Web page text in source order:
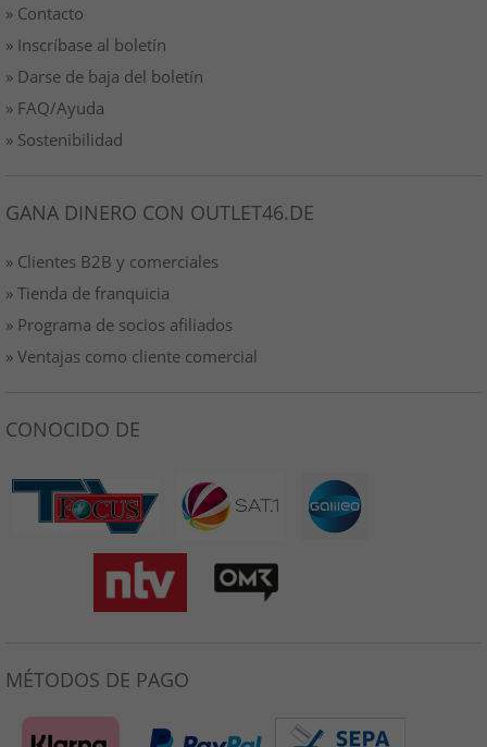
» Contacto
» Inscríbase al boletín
» Darse de baja del boletín
» FAQ/Ayuda
» Sostenibilidad
GANA DINERO CON OUTLET46.DE
» Clientes B2B y comerciales
» Tienda de franquicia
» Programa de socios afiliados
» Ventajas como cliente comercial
CONOCIDO DE
MÉTODOS DE PAGO